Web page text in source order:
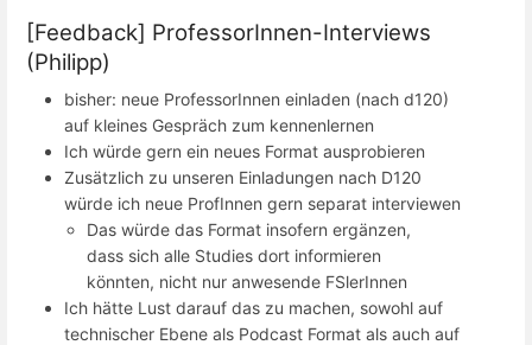
[Feedback] ProfessorInnen-Interviews
(Philipp)
bisher: neue ProfessorInnen einladen (nach d120)
auf kleines Gespräch zum kennenlernen
Ich würde gern ein neues Format ausprobieren
Zusätzlich zu unseren Einladungen nach D120
würde ich neue ProfInnen gern separat interviewen
Das würde das Format insofern ergänzen,
dass sich alle Studies dort informieren
könnten, nicht nur anwesende FSlerInnen
Ich hätte Lust darauf das zu machen, sowohl auf
technischer Ebene als Podcast Format als auch auf